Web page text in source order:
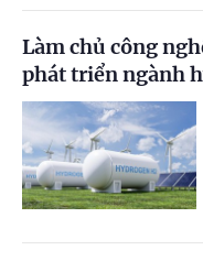
Làm chủ công
phát triển ngành